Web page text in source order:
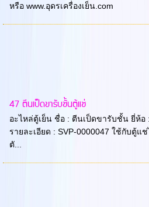
หรือ www.อุดรเครื่องเย็น.com
47 ตีนเป็ดขารับชั้นตู้แช่
อะไหล่ตู้เย็น ชื่อ : ตีนเป็ดขารับชั้น ยี่ห้
รายละเอียด : SVP-0000047 ใช้กับตู้แ
ตั...